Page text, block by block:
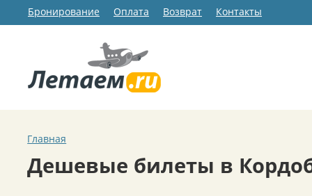
Бронирование Оплата Возврат Контакты
Главная
Дешевые билеты в